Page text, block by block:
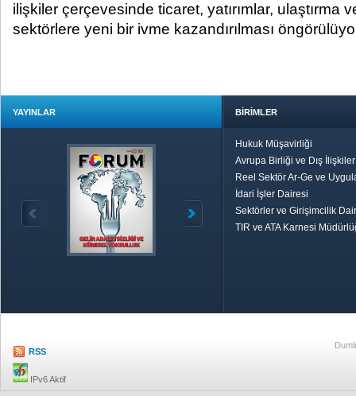
ilişkiler çerçevesinde ticaret, yatırımlar, ulaştırma
sektörlere yeni bir ivme kazandırılması
YAYINLAR BİRİMLER
Hukuk Müşavirliği
Avrupa Birliği ve Dış
Reel Sektör Ar-Ge ve
İdari İşler Dairesi
Sektörler ve Girişimcilik
TIR ve ATA Karnesi
RSS
IPv6 Aktif